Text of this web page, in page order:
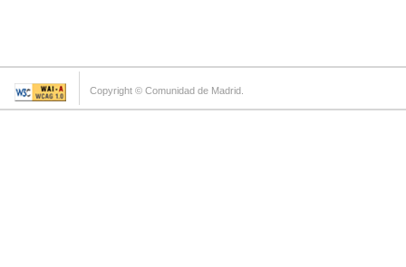
Copyright © Comunidad de Madrid.